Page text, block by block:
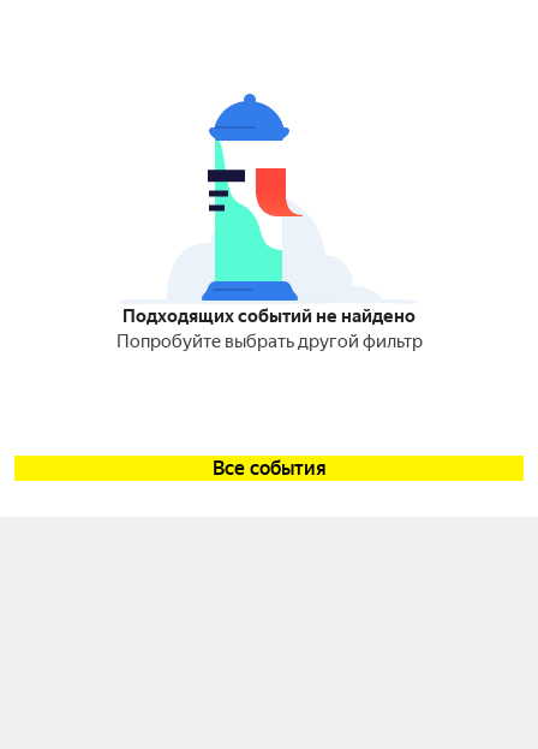
Подходящих событий не найдено
Попробуйте выбрать другой фильтр
Все события